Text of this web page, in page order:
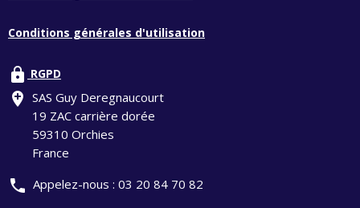
Conditions générales d'utilisation
lock RGPD
add_location SAS Guy Deregnaucourt
19 ZAC carrière dorée
59310 Orchies
France
phone Appelez-nous : 03 20 84 70 82